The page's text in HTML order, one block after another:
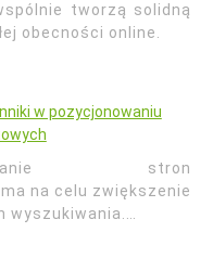
tworzą solidną
obecności online.
w pozycjonowaniu
stron
na celu zwiększenie